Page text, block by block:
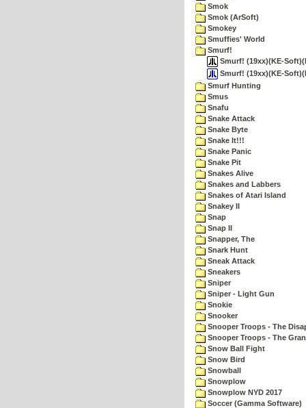
Smok
Smok (ArSoft)
Smokey
Smuffies' World
Smurf!
Smurf! (19xx)(KE-
Smurf! (19xx)(KE-
Smurf Hunting
Smus
Snafu
Snake Attack
Snake Byte
Snake It!!!
Snake Panic
Snake Pit
Snakes Alive
Snakes and Labbers
Snakes of Atari Island
Snakey II
Snap
Snap II
Snapper, The
Snark Hunt
Sneak Attack
Sneakers
Sniper
Sniper - Light Gun
Snokie
Snooker
Snooper Troops - The
Snooper Troops - The
Snow Ball Fight
Snow Bird
Snowball
Snowplow
Snowplow NYD 2017
Soccer (Gamma Software)